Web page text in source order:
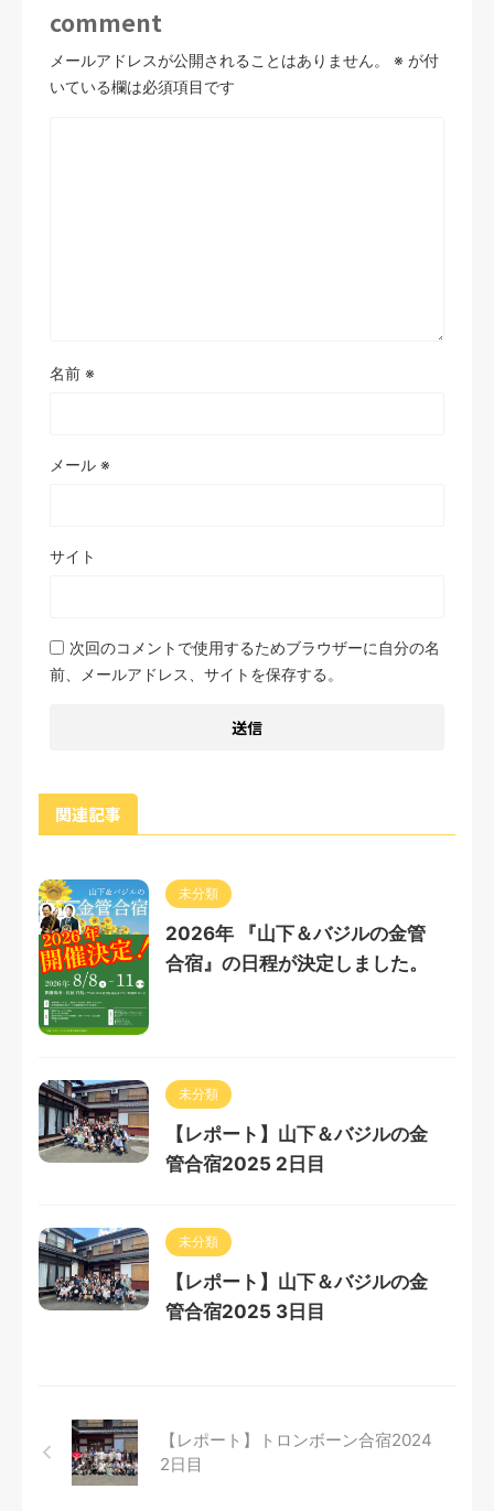
comment
メールアドレスが公開されることはありません。 ※ が付
いている欄は必須項目です
名前 ※
メール ※
サイト
次回のコメントで使用するためブラウザーに自分の名
前、メールアドレス、サイトを保存する。
関連記事
未分類
2026年 『山下＆バジルの金管
合宿』の日程が決定しました。
未分類
【レポート】山下＆バジルの金
管合宿2025 2日目
未分類
【レポート】山下＆バジルの金
管合宿2025 3日目
【レポート】トロンボーン合宿2024
2日目